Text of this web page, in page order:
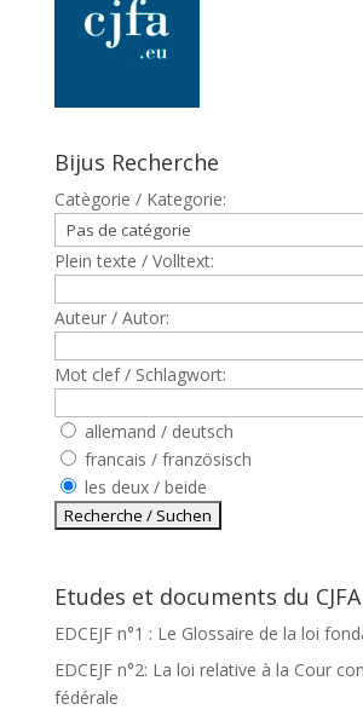
Bijus Recherche
Catègorie / Kategorie:
Plein texte / Volltext:
Auteur / Autor:
Mot clef / Schlagwort:
allemand / deutsch
francais / französisch
les deux / beide
Etudes et documents du CJFA
EDCEJF n°1 : Le Glossaire de la loi
EDCEJF n°2: La loi relative à la Cour
fédérale